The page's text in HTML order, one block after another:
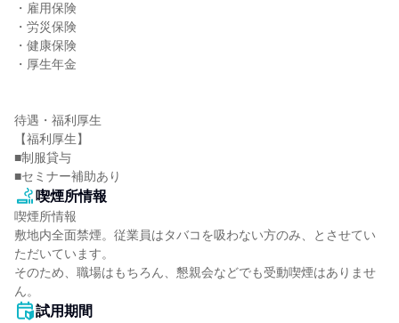
・雇用保険
・労災保険
・健康保険
・厚生年金
待遇・福利厚生
【福利厚生】
■制服貸与
■セミナー補助あり
喫煙所情報
喫煙所情報
敷地内全面禁煙。従業員はタバコを吸わない方のみ、とさせてい
ただいています。
そのため、職場はもちろん、懇親会などでも受動喫煙はありませ
ん。
試用期間